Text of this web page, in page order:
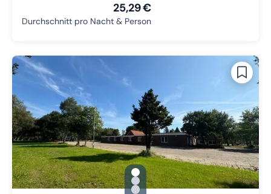
25,29 €
Durchschnitt pro Nacht & Person
gallery.slide_selector
Zu Slide 1 wechseln
Zu Slide 2 wechseln